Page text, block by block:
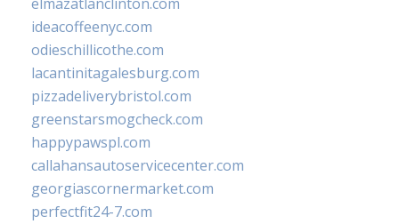
ideacoffeenyc.com
odieschillicothe.com
lacantinitagalesburg.com
pizzadeliverybristol.com
greenstarsmogcheck.com
happypawspl.com
callahansautoservicecenter.com
georgiascornermarket.com
perfectfit24-7.com